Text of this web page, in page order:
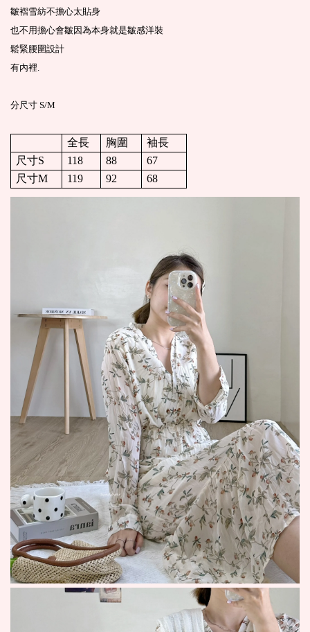
皺褶雪紡不擔心太貼身
也不用擔心會皺因為本身就是皺感洋裝
鬆緊腰圍設計
有內裡.
分尺寸 S/M
全長 胸圍
袖長
尺寸S
118 88
67
尺寸M
119 92 68